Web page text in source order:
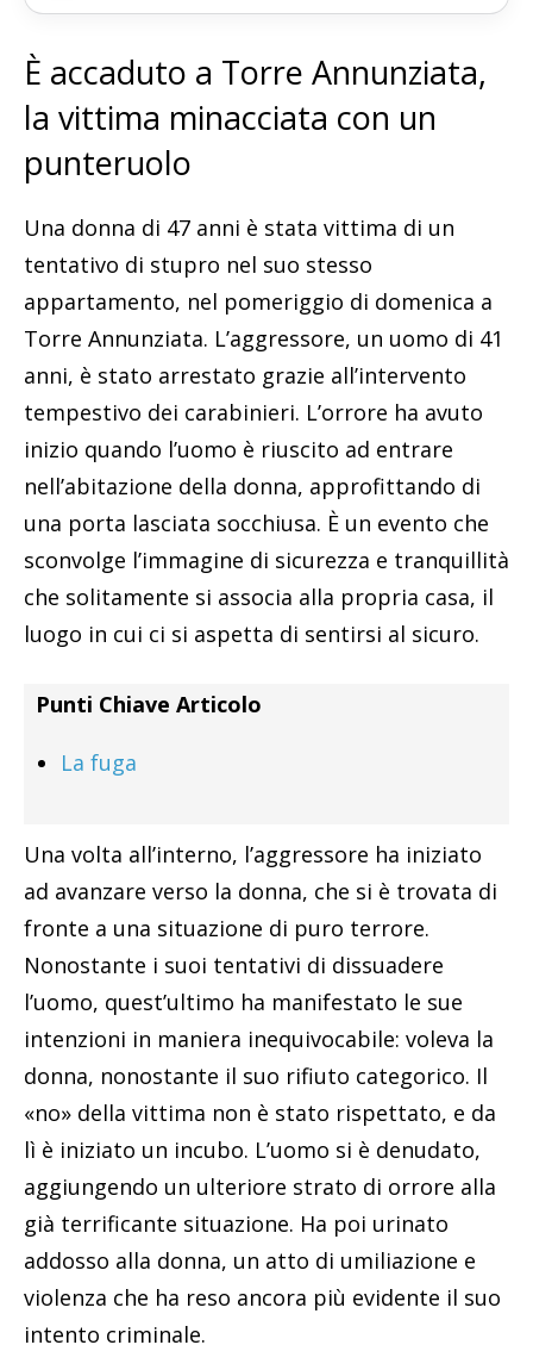
È accaduto a Torre Annunziata,
la vittima minacciata con un
punteruolo
Una donna di 47 anni è stata vittima di un
tentativo di stupro nel suo stesso
appartamento, nel pomeriggio di domenica a
Torre Annunziata. L’aggressore, un uomo di 41
anni, è stato arrestato grazie all’intervento
tempestivo dei carabinieri. L’orrore ha avuto
inizio quando l’uomo è riuscito ad entrare
nell’abitazione della donna, approfittando di
una porta lasciata socchiusa. È un evento che
sconvolge l’immagine di sicurezza e tranquillità
che solitamente si associa alla propria casa, il
luogo in cui ci si aspetta di sentirsi al sicuro.
Punti Chiave Articolo
La fuga
Una volta all’interno, l’aggressore ha iniziato
ad avanzare verso la donna, che si è trovata di
fronte a una situazione di puro terrore.
Nonostante i suoi tentativi di dissuadere
l’uomo, quest’ultimo ha manifestato le sue
intenzioni in maniera inequivocabile: voleva la
donna, nonostante il suo rifiuto categorico. Il
«no» della vittima non è stato rispettato, e da
lì è iniziato un incubo. L’uomo si è denudato,
aggiungendo un ulteriore strato di orrore alla
già terrificante situazione. Ha poi urinato
addosso alla donna, un atto di umiliazione e
violenza che ha reso ancora più evidente il suo
intento criminale.